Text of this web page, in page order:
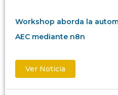
Workshop aborda la
AEC mediante n8n
Ver Noticia